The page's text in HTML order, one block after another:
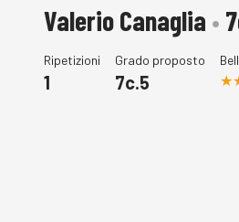
Valerio Canaglia •
Ripetizioni
1
Grado proposto
7c.5